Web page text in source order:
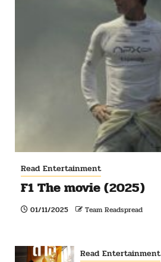
Read Entertainment
F1 The movie (2025)
01/11/2025 Team Readspread
Read Entertainment